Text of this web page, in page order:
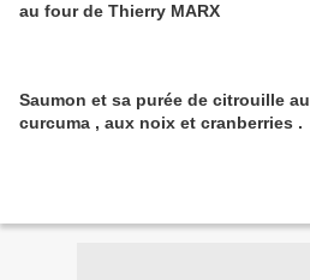
au four de Thierry MARX
Saumon et sa purée de citrouille au
curcuma , aux noix et cranberries .